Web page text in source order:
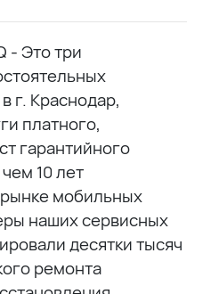
- Это три
г. Краснодар,
платного,
гарантийного
10 лет
мобильных
наших сервисных
десятки тысяч
ремонта